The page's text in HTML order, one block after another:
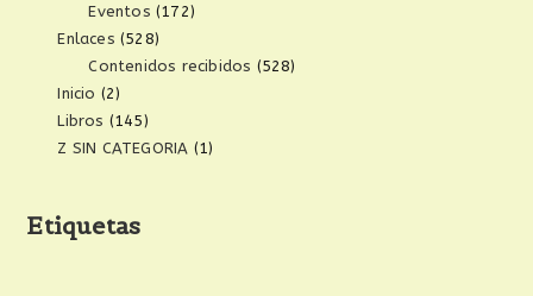
Eventos (172)
Enlaces (528)
Contenidos recibidos (528)
Inicio (2)
Libros (145)
Z SIN CATEGORIA (1)
Etiquetas